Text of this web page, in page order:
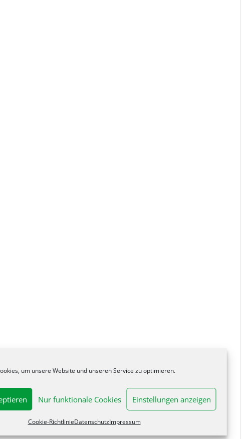
um unsere Website und unseren Service zu optimieren.
Nur funktionale Cookies Einstellungen anzeigen
Cookie-RichtlinieDatenschutzImpressum